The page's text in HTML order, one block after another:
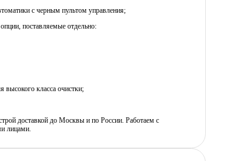
с черным пультом управления;
поставляемые отдельно:
высокого класса очистки;
доставкой до Москвы и по России. Работаем с
лицами.